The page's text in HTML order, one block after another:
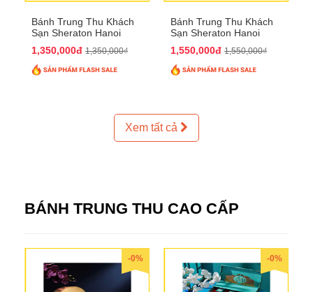
Bánh Trung Thu Khách
Sạn Sheraton Hanoi
1,350,000đ 1,350,000₫
Bánh Trung Thu Khách
Sạn Sheraton Hanoi
1,550,000đ 1,550,000₫
Xem tất cả
BÁNH TRUNG THU CAO CẤP
-0% -0%